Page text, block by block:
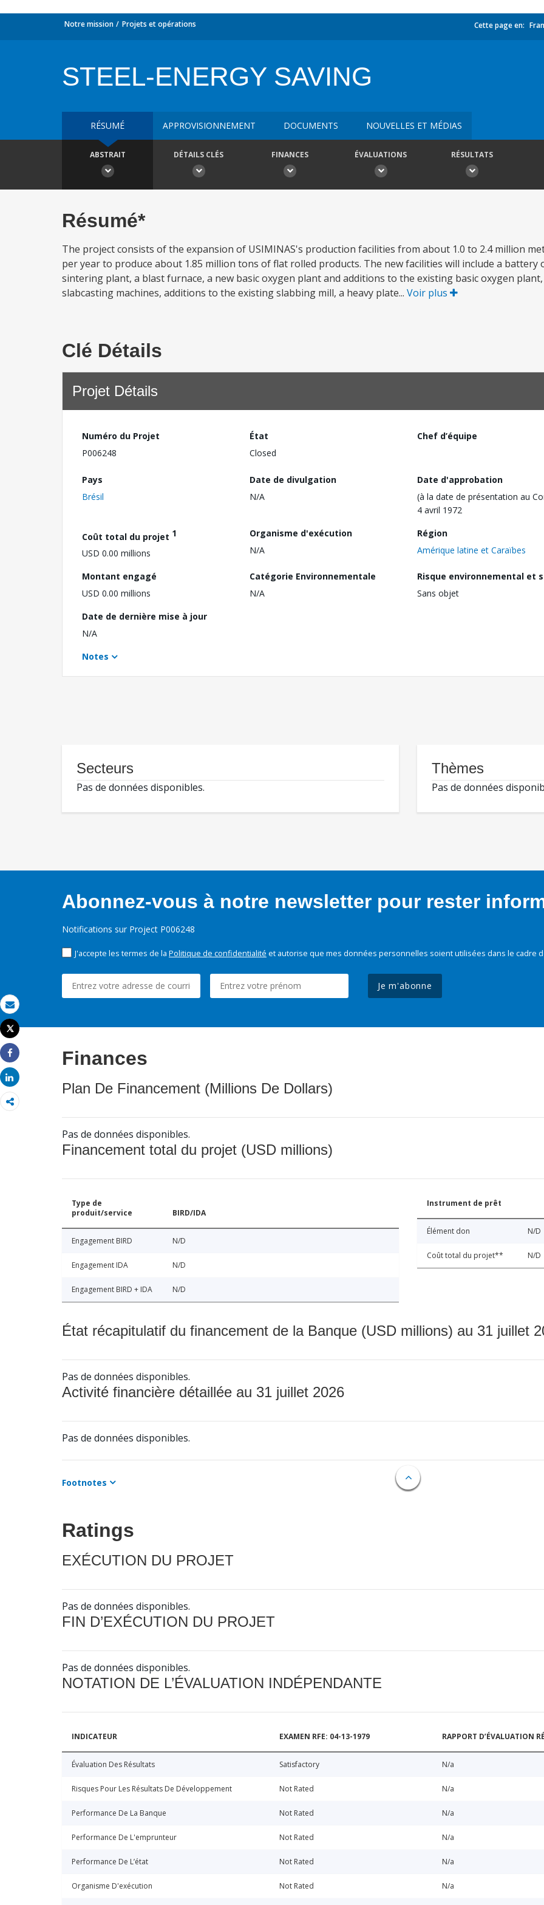
Email
Imprimer
Tweet
Share
Share
Notre mission Projets et opérations Cette page en:
STEEL-ENERGY SAVING
RÉSUMÉ APPROVISIONNEMENT DOCUMENTS NOUVELLES ET MÉDIAS
ABSTRAIT DÉTAILS CLÉS FINANCES ÉVALUATIONS RÉSULTATS
Résumé*
The project consists of the expansion of USIMINAS's production facilities from about 1.0 to 2.4 million
per year to produce about 1.85 million tons of flat rolled products. The new facilities will include a battery
sintering plant, a blast furnace, a new basic oxygen plant and additions to the existing basic oxygen
slabcasting machines, additions to the existing slabbing mill, a heavy plate... Voir plus
Clé Détails
Projet Détails
Numéro du Projet
P006248
État
Closed
Chef d’équipe
Pays
Brésil
Date de divulgation
N/A
Date d'approbation
(à la date de présentation au
4 avril 1972
Coût total du projet 1
USD 0.00 millions
Organisme d'exécution
N/A
Région
Amérique latine et Caraïbes
Montant engagé
USD 0.00 millions
Catégorie Environnementale
N/A
Risque environnemental et
Sans objet
Date de dernière mise à jour
N/A
Notes
Secteurs
Pas de données disponibles.
Thèmes
Pas de données
Abonnez-vous à notre newsletter pour rester
Notifications sur Project P006248
J'accepte les termes de la Politique de confidentialité et autorise que mes données personnelles soient utilisées dans le cadre
Je m'abonne
Finances
Plan De Financement (Millions De Dollars)
Pas de données disponibles.
Financement total du projet (USD millions)
Type de
produit/service
BIRD/IDA
Engagement BIRD N/D
Engagement IDA N/D
Engagement BIRD + IDA N/D
Instrument de prêt
Élément don N/D
Coût total du projet** N/D
État récapitulatif du financement de la Banque (USD millions) au 31 juillet
Pas de données disponibles.
Activité financière détaillée au 31 juillet 2026
Pas de données disponibles.
Footnotes
Ratings
EXÉCUTION DU PROJET
Pas de données disponibles.
FIN D’EXÉCUTION DU PROJET
Pas de données disponibles.
NOTATION DE L’ÉVALUATION INDÉPENDANTE
INDICATEUR EXAMEN RFE: 04-13-1979 RAPPORT D’ÉVALUATION
Évaluation Des Résultats Satisfactory N/a
Risques Pour Les Résultats De Développement Not Rated N/a
Performance De La Banque Not Rated N/a
Performance De L'emprunteur Not Rated N/a
Performance De L’état Not Rated N/a
Organisme D'exécution Not Rated N/a